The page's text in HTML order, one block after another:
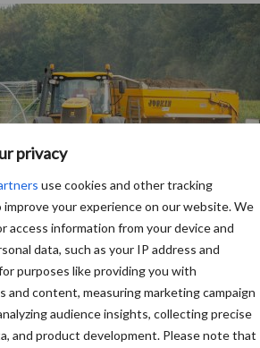
privacy
use cookies and other tracking
your experience on our website. We
access information from your device and
data, such as your IP address and
purposes like providing you with
and content, measuring marketing campaign
audience insights, collecting precise
and product development. Please note that
Euro verkeersbelasting en
de markt af voor het